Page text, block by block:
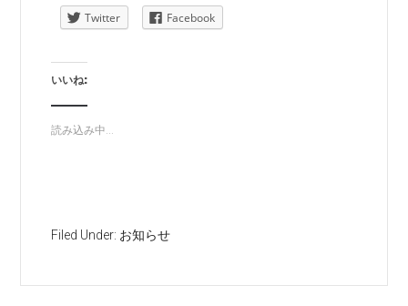
Twitter Facebook
いいね:
読み込み中...
Filed Under: お知らせ